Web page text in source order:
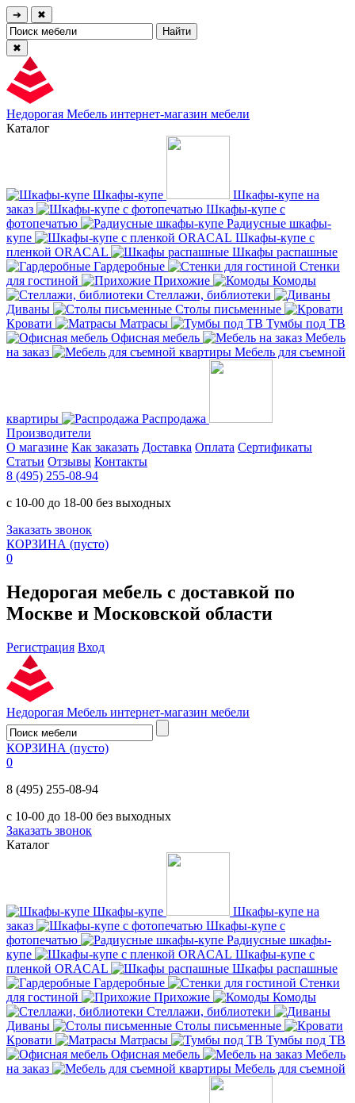
➔ ✖
✖
Недорогая Мебель интернет-магазин мебели
Каталог
Шкафы-купе
Шкафы-купе на
заказ
Шкафы-купе с
фотопечатью
Радиусные шкафы-
купе
Шкафы-купе с
пленкой ORACAL
Шкафы распашные
Гардеробные
Стенки
для гостиной
Прихожие
Комоды
Стеллажи, библиотеки
Диваны
Столы письменные
Кровати
Матрасы
Тумбы под ТВ
Офисная мебель
Мебель
на заказ
Мебель для съемной
квартиры
Распродажа
Производители
О магазине Как заказать Доставка Оплата Сертификаты
Статьи Отзывы Контакты
8 (495) 255-08-94
с 10-00 до 18-00 без выходных
Заказать звонок
КОРЗИНА (пусто)
0
Недорогая мебель с доставкой по
Москве и Московской области
Регистрация Вход
Недорогая Мебель интернет-магазин мебели
КОРЗИНА (пусто)
0
8 (495) 255-08-94
с 10-00 до 18-00 без выходных
Заказать звонок
Каталог
Шкафы-купе
Шкафы-купе на
заказ
Шкафы-купе с
фотопечатью
Радиусные шкафы-
купе
Шкафы-купе с
пленкой ORACAL
Шкафы распашные
Гардеробные
Стенки
для гостиной
Прихожие
Комоды
Стеллажи, библиотеки
Диваны
Столы письменные
Кровати
Матрасы
Тумбы под ТВ
Офисная мебель
Мебель
на заказ
Мебель для съемной